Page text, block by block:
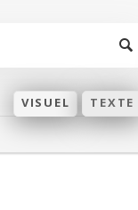
VISUEL TEXTE